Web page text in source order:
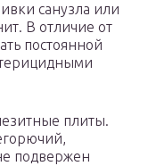
санузла или
В отличие от
постоянной
плиты.
подвержен